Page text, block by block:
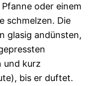
oder einem
schmelzen. Die
glasig andünsten,
und kurz
bis er duftet.